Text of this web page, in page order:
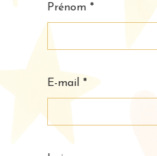
Prénom
E-mail